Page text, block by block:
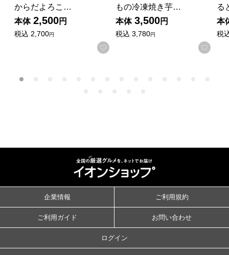
からだよろこ…
本体 2,500円
税込 2,700円
お気に入りに登録する
もの冷凍焼き芋…
本体 3,500円
税込 3,780円
お気
る
本
税
企業情報 ご利用規約
ご利用ガイド お問い合わせ
ログイン